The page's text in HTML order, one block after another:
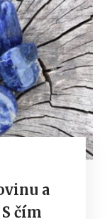
a
čím